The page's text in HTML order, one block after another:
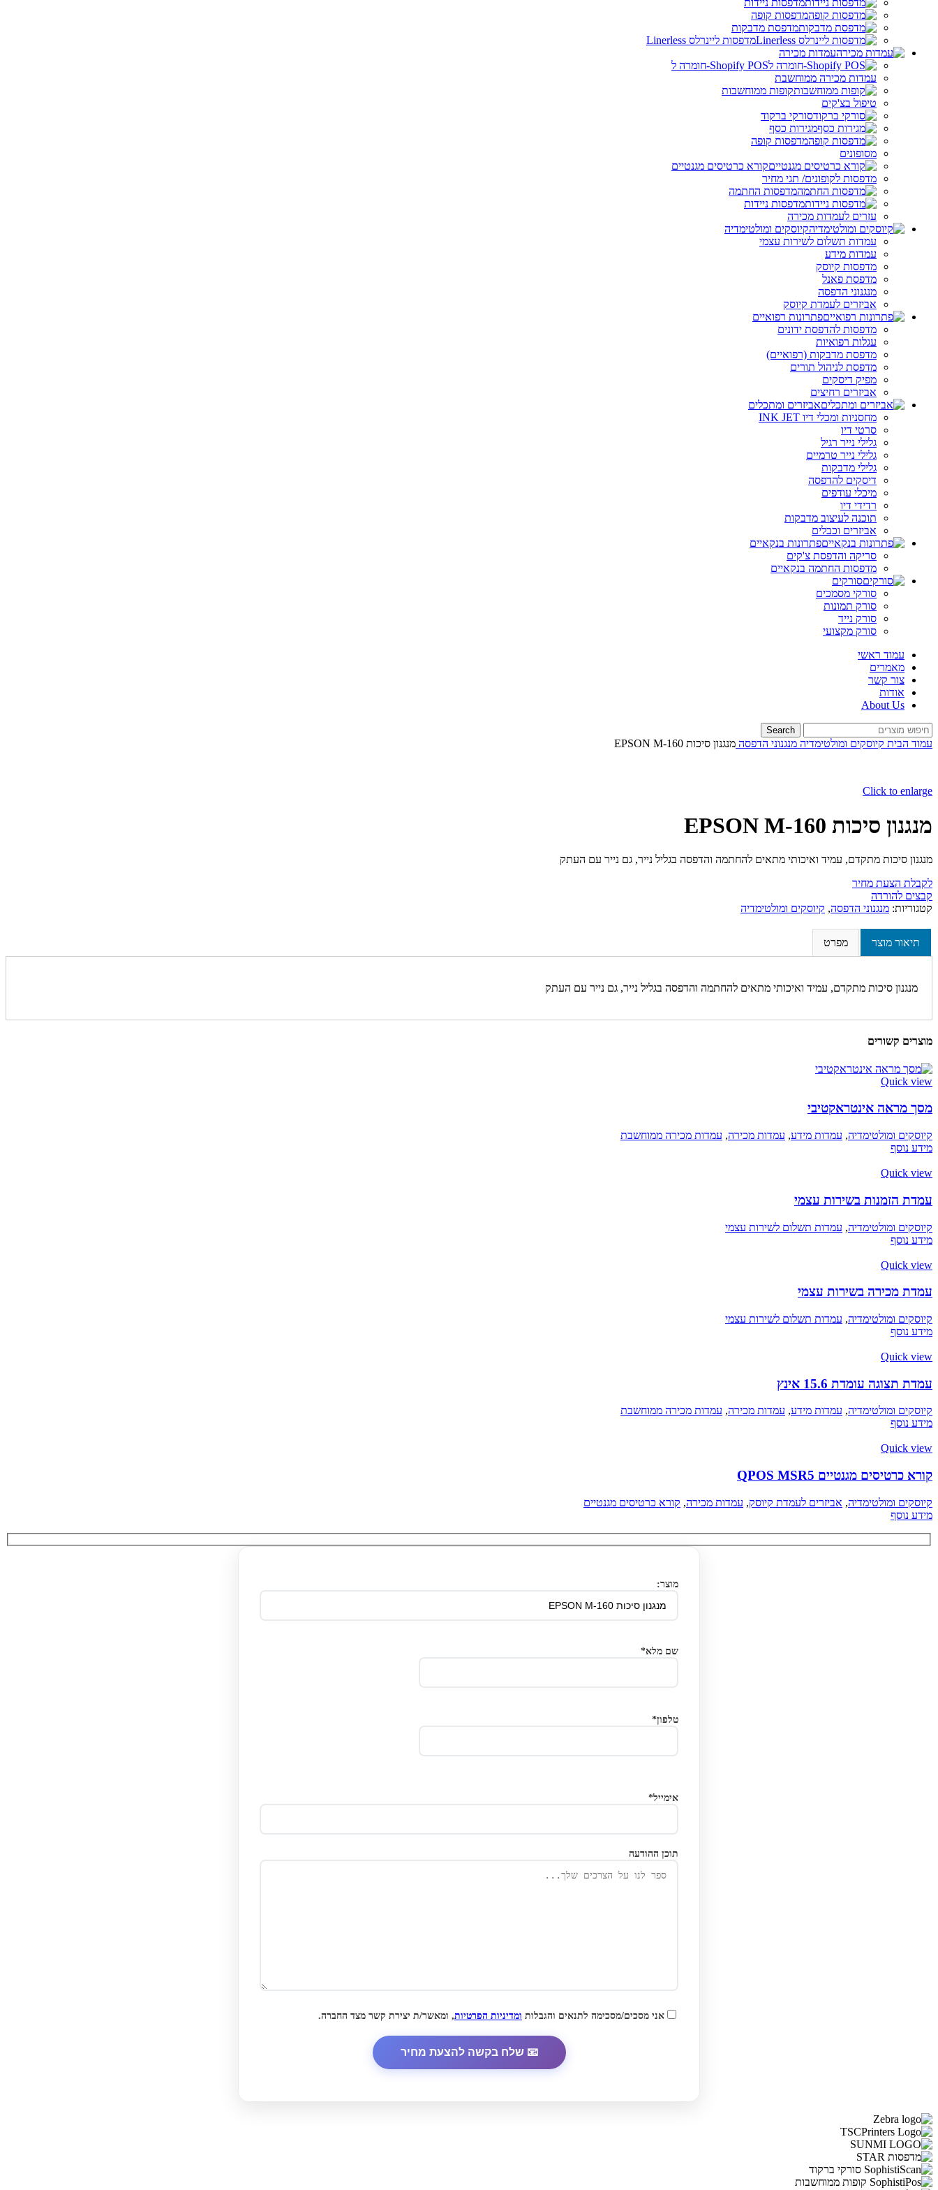
מדפסות ניידות
מדפסות קופה
מדפסת מדבקות
מדפסות ליינרלס Linerless
עמדות מכירה
Shopify POS-חומרה ל
עמדות מכירה ממוחשבת
קופות ממוחשבות
טיפול בצ'קים
סורקי ברקוד
מגירות כסף
מדפסות קופה
מסופונים
קורא כרטיסים מגנטיים
מדפסות לקופונים/ תגי מחיר
מדפסות החתמה
מדפסות ניידות
עזרים לעמדות מכירה
קיוסקים ומולטימדיה
עמדות תשלום לשירות עצמי
עמדות מידע
מדפסות קיוסק
מדפסת פאנל
מנגנוני הדפסה
אביזרים לעמדת קיוסק
פתרונות רפואיים
מדפסות להדפסת ידונים
עגלות רפואיות
מדפסת מדבקות (רפואיים)
מדפסת לניהול תורים
מפיק דיסקים
אביזרים רחיצים
אביזרים ומתכלים
מחסניות ומכלי דיו INK JET
סרטי דיו
גלילי נייר רגיל
גלילי נייר טרמיים
גלילי מדבקות
דיסקים להדפסה
מיכלי עודפים
רדידי דיו
תוכנה לעיצוב מדבקות
אביזרים וכבלים
פתרונות בנקאיים
סריקה והדפסת צ'קים
מדפסות החתמה בנקאיים
סורקים
סורקי מסמכים
סורק תמונות
סורק נייד
סורק מקצועי
עמוד ראשי
מאמרים
צור קשר
אודות
About Us
Search
עמוד הבית קיוסקים ומולטימדיה מנגנוני הדפסה מנגנון סיכות EPSON M-160
Click to enlarge
מנגנון סיכות EPSON M-160
מנגנון סיכות מתקדם, עמיד ואיכותי מתאים להחתמה והדפסה בגליל נייר, גם נייר עם העתק
לקבלת הצעת מחיר
קבצים להורדה
קטגוריות: מנגנוני הדפסה, קיוסקים ומולטימדיה
תיאור מוצר מפרט
מנגנון סיכות מתקדם, עמיד ואיכותי מתאים להחתמה והדפסה בגליל נייר, גם נייר עם העתק
מוצרים קשורים
Quick view
מסך מראה אינטראקטיבי
קיוסקים ומולטימדיה, עמדות מידע, עמדות מכירה, עמדות מכירה ממוחשבת
מידע נוסף
Quick view
עמדת הזמנות בשירות עצמי
קיוסקים ומולטימדיה, עמדות תשלום לשירות עצמי
מידע נוסף
Quick view
עמדת מכירה בשירות עצמי
קיוסקים ומולטימדיה, עמדות תשלום לשירות עצמי
מידע נוסף
Quick view
עמדת תצוגה עומדת 15.6 אינץ​
קיוסקים ומולטימדיה, עמדות מידע, עמדות מכירה, עמדות מכירה ממוחשבת
מידע נוסף
Quick view
קורא כרטיסים מגנטיים QPOS MSR5
קיוסקים ומולטימדיה, אביזרים לעמדת קיוסק, עמדות מכירה, קורא כרטיסים מגנטיים
מידע נוסף
מוצר:
שם מלא*
טלפון*
אימייל*
תוכן ההודעה
אני מסכים/מסכימה לתנאים והגבלות ומדיניות הפרטיות, ומאשר/ת יצירת קשר מצד החברה.